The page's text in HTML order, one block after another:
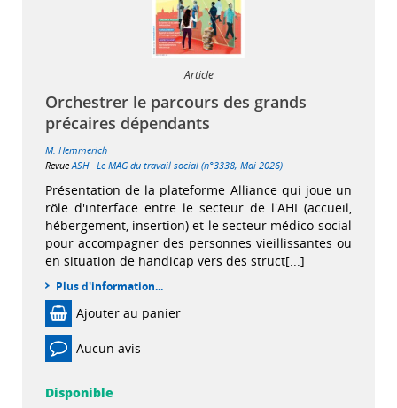
Article
Orchestrer le parcours des grands
précaires dépendants
M. Hemmerich |
RevueASH - Le MAG du travail social (n°3338, Mai 2026)
Présentation de la plateforme Alliance qui joue un
rôle d'interface entre le secteur de l'AHI (accueil,
hébergement, insertion) et le secteur médico-social
pour accompagner des personnes vieillissantes ou
en situation de handicap vers des struct[...]
Plus d'information...
Ajouter au panier
Aucun avis
Disponible